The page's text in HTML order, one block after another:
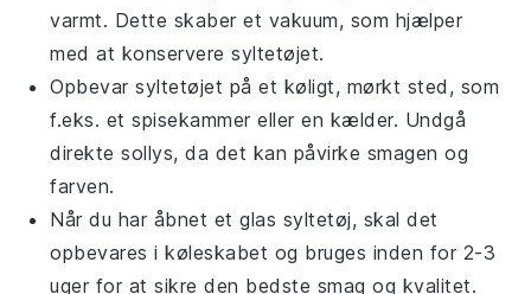
varmt. Dette skaber et vakuum, som hjælper
med at konservere syltetøjet.
Opbevarsyltetøjet på et køligt, mørkt sted, som
f.eks. et spisekammer eller en kælder. Undgå
direkte sollys, da det kan påvirke smagen og
farven.
Når du har åbnet et glas syltetøj, skal det
opbevares i køleskabet og bruges inden for 2-3
uger for at sikre den bedste smag og kvalitet.